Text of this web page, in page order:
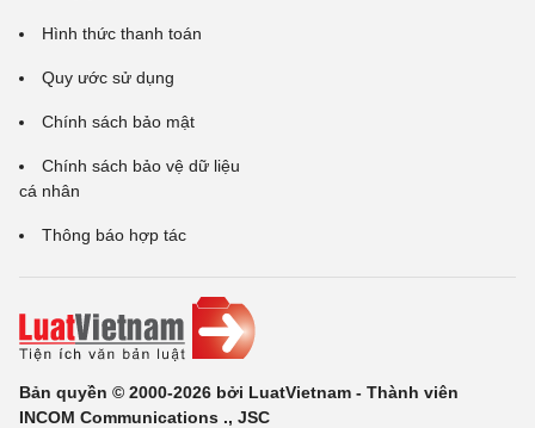
Hình thức thanh toán
Quy ước sử dụng
Chính sách bảo mật
Chính sách bảo vệ dữ liệu
cá nhân
Thông báo hợp tác
Bản quyền © 2000-2026 bởi LuatVietnam - Thành viên
INCOM Communications ., JSC